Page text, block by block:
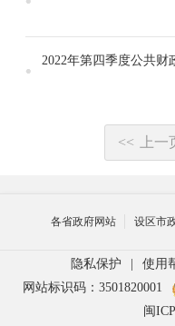
2022年第四季度公共财
<< 上一
各省政府网站 设区市
隐私保护 使用
网站标识码：3501820001
闽